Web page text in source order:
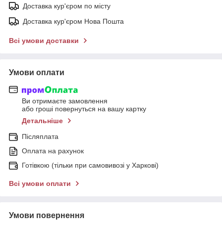
Доставка кур'єром по місту
Доставка кур'єром Нова Пошта
Всі умови доставки
Умови оплати
Ви отримаєте замовлення
або гроші повернуться на вашу картку
Детальніше
Післяплата
Оплата на рахунок
Готівкою (тільки при самовивозі у Харкові)
Всі умови оплати
Умови повернення